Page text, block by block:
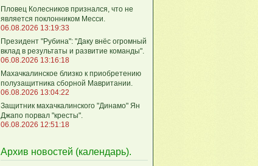
Пловец Колесников признался, что не
является поклонником Месси.
06.08.2026 13:19:33
Президент "Рубина": "Даку внёс огромный
вклад в результаты и развитие команды".
06.08.2026 13:16:18
Махачкалинское близко к приобретению
полузащитника сборной Мавритании.
06.08.2026 13:04:22
Защитник махачкалинского "Динамо" Ян
Джапо порвал "кресты".
06.08.2026 12:51:18
Архив новостей (календарь).